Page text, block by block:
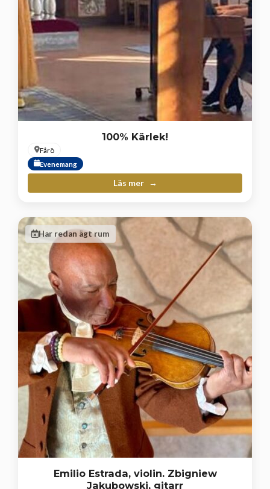
100% Kärlek!
Fårö
Evenemang
Läs mer
Har redan ägt rum
Emilio Estrada, violin. Zbigniew
Jakubowski, gitarr